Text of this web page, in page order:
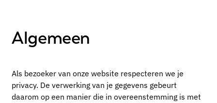
Algemeen
Als bezoeker van onze website respecteren we je
privacy. De verwerking van je gegevens gebeurt
daarom op een manier die in overeenstemming is met